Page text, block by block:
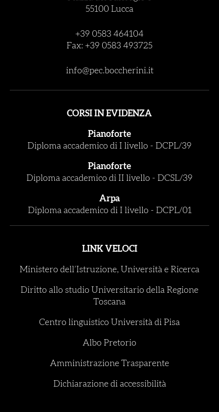
55100 Lucca
+39 0583 464104
Fax: +39 0583 493725
info@pec.boccherini.it
CORSI IN EVIDENZA
Pianoforte
Diploma accademico di I livello - DCPL/39
Pianoforte
Diploma accademico di II livello - DCSL/39
Arpa
Diploma accademico di I livello - DCPL/01
LINK VELOCI
Ministero dell’Istruzione, Università e Ricerca
Diritto allo studio Universitario della Regione
Toscana
Centro linguistico Università di Pisa
Albo Pretorio
Amministrazione Trasparente
Dichiarazione di accessibilità